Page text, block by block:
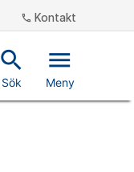
phone Kontakt
search
Sök
menu
Meny